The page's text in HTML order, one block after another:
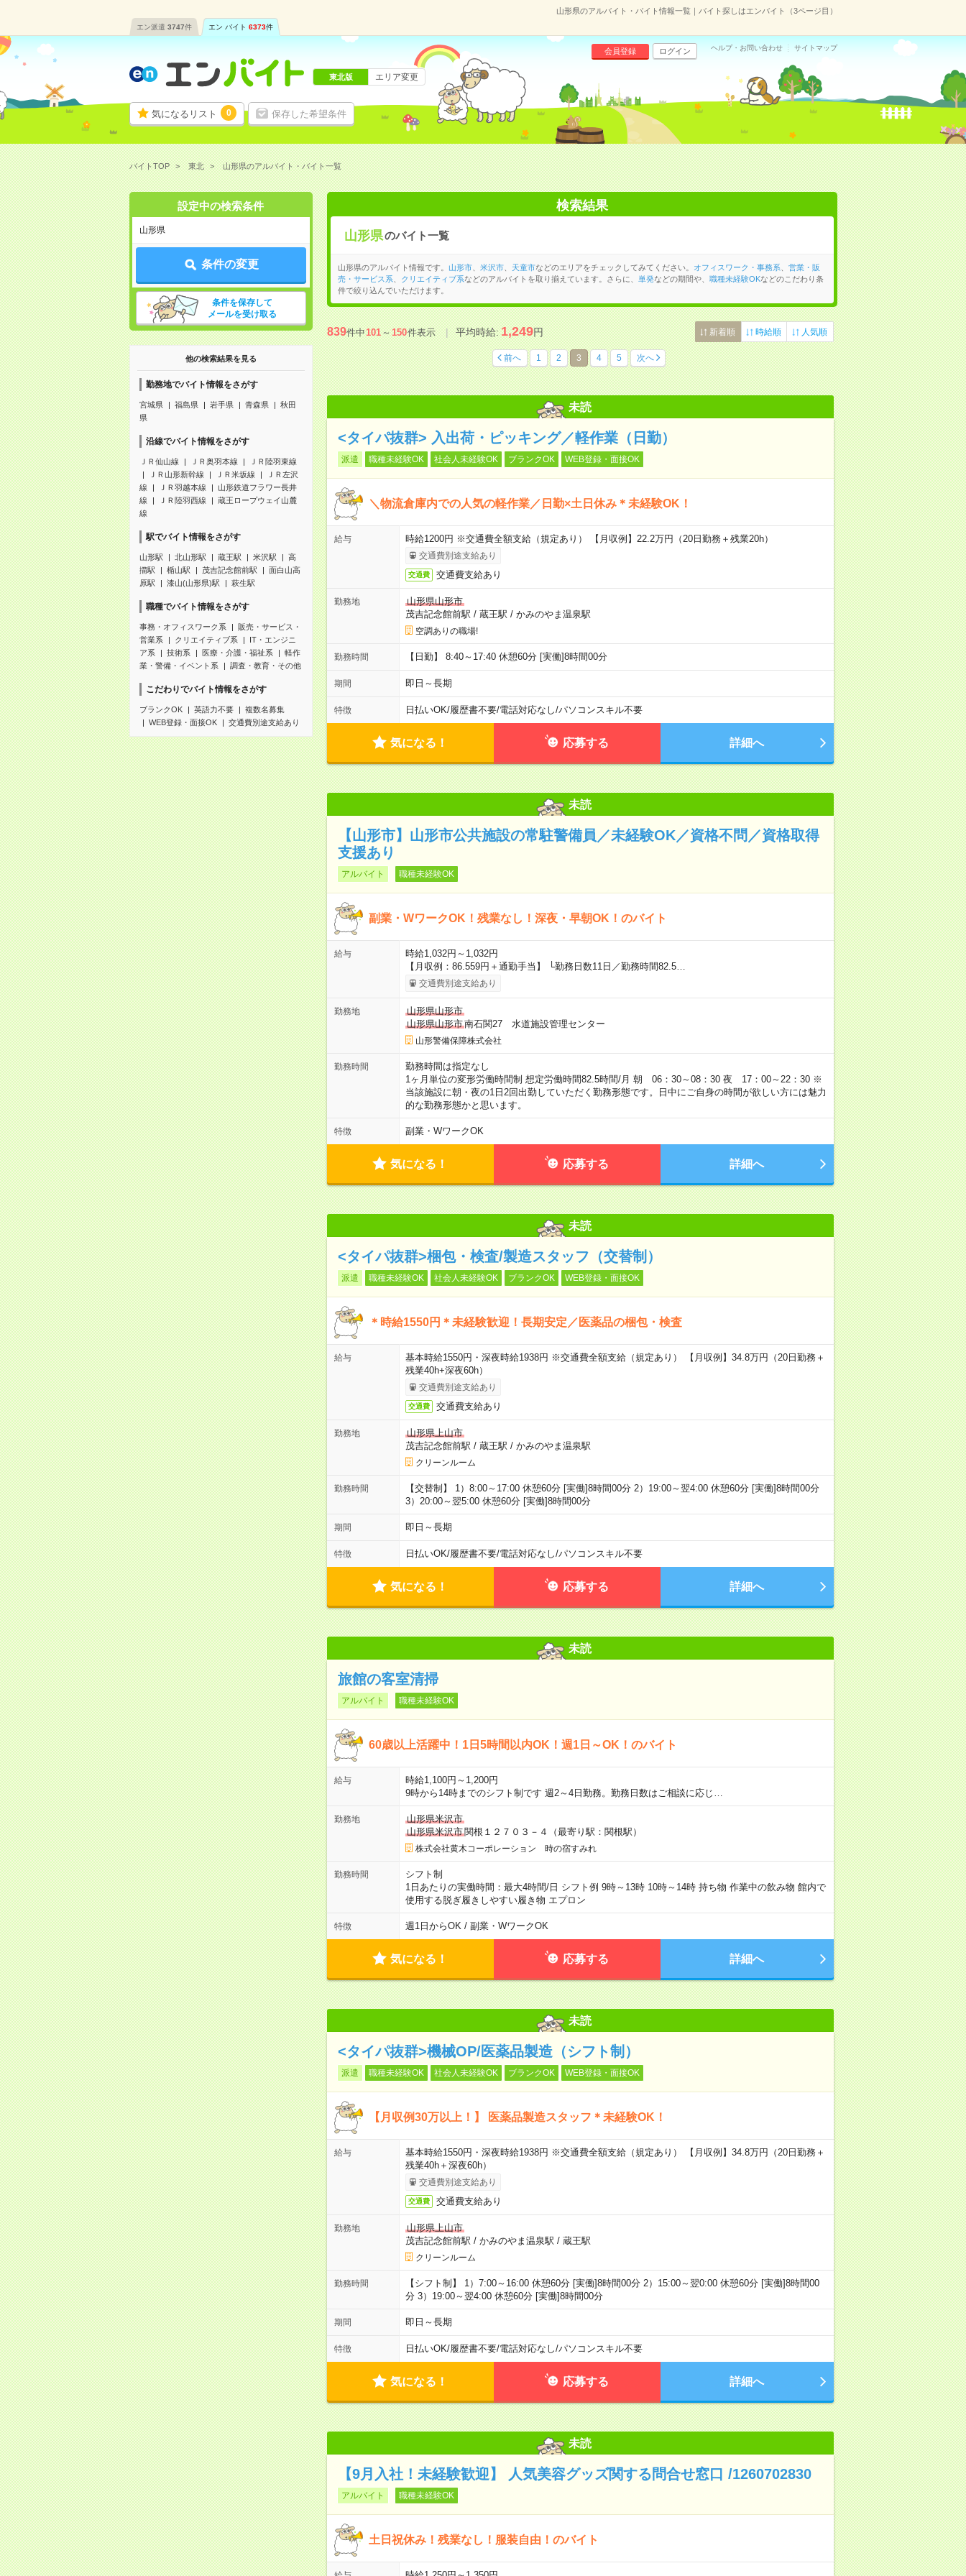
山形県のアルバイト・バイト情報一覧｜バイト探しはエンバイト（3ページ目）
エン派遣 3747件 エン バイト 6373件
気になるリスト 0 保存した希望条件
会員登録 ログイン ヘルプ・お問い合わせ サイトマップ
東北版 エリア変更
バイトTOP 東北 山形県のアルバイト・バイト一覧
設定中の検索条件
山形県
条件の変更
条件を保存して
メールを受け取る
他の検索結果を見る
勤務地でバイト情報をさがす
宮城県 福島県 岩手県 青森県
秋田
県
沿線でバイト情報をさがす
ＪＲ仙山線 ＪＲ奥羽本線
ＪＲ陸羽東線
ＪＲ山形新幹線
ＪＲ米坂線
ＪＲ左沢
線
ＪＲ羽越本線
山形鉄道フラワー長井
線
ＪＲ陸羽西線
蔵王ロープウェイ山麓
線
駅でバイト情報をさがす
山形駅 北山形駅 蔵王駅 米沢駅
高
擶駅
楯山駅 茂吉記念館前駅
面白山高
原駅
漆山(山形県)駅 萩生駅
職種でバイト情報をさがす
事務・オフィスワーク系
販売・サービス・
営業系
クリエイティブ系
IT・エンジニ
ア系
技術系 医療・介護・福祉系
軽作
業・警備・イベント系
調査・教育・その他
こだわりでバイト情報をさがす
ブランクOK 英語力不要
複数名募集
WEB登録・面接OK
交通費別途支給あり
検索結果
山形県のバイト一覧
山形県のアルバイト情報です。 山形市、 米沢市、 天童市などのエリアをチェックしてみてください。 オフィスワーク・事務系
営業・販
売・サービス系
クリエイティブ系などのアルバイトを取り揃えています。さらに、 単発などの期間や、 職種未経験OKなどのこだわり条
件で絞り込んでいただけます。
839件中101～150件表示 平均時給:1,249円 新着順 時給順 人気順
前へ 1 2 3 4 5 次へ
未読
<タイパ抜群> 入出荷・ピッキング／軽作業（日勤）
派遣 職種未経験OK 社会人未経験OK ブランクOK WEB登録・面接OK
＼物流倉庫内での人気の軽作業／日勤×土日休み＊未経験OK！
給与 時給1200円 ※交通費全額支給（規定あり） 【月収例】22.2万円（20日勤務＋残業20h）
交通費別途支給あり
交通費 交通費支給あり
勤務地
山形県山形市
茂吉記念館前駅 / 蔵王駅 / かみのやま温泉駅
空調ありの職場!
勤務時間 【日勤】 8:40～17:40 休憩60分 [実働]8時間00分
期間 即日～長期
特徴 日払いOK/履歴書不要/電話対応なし/パソコンスキル不要
気になる！ 応募する 詳細へ
未読
【山形市】山形市公共施設の常駐警備員／未経験OK／資格不問／資格取得
支援あり
アルバイト 職種未経験OK
副業・WワークOK！残業なし！深夜・早朝OK！のバイト
給与
時給1,032円～1,032円
【月収例：86.559円＋通勤手当】 └勤務日数11日／勤務時間82.5…
交通費別途支給あり
勤務地
山形県山形市
山形県山形市南石関27 水道施設管理センター
山形警備保障株式会社
勤務時間
勤務時間は指定なし
1ヶ月単位の変形労働時間制 想定労働時間82.5時間/月 朝 06：30～08：30 夜 17：00～22：30 ※
当該施設に朝・夜の1日2回出勤していただく勤務形態です。日中にご自身の時間が欲しい方には魅力
的な勤務形態かと思います。
特徴 副業・WワークOK
気になる！ 応募する 詳細へ
未読
<タイパ抜群>梱包・検査/製造スタッフ（交替制）
派遣 職種未経験OK 社会人未経験OK ブランクOK WEB登録・面接OK
＊時給1550円＊未経験歓迎！長期安定／医薬品の梱包・検査
給与
基本時給1550円・深夜時給1938円 ※交通費全額支給（規定あり） 【月収例】34.8万円（20日勤務＋
残業40h+深夜60h）
交通費別途支給あり
交通費 交通費支給あり
勤務地
山形県上山市
茂吉記念館前駅 / 蔵王駅 / かみのやま温泉駅
クリーンルーム
勤務時間
【交替制】 1）8:00～17:00 休憩60分 [実働]8時間00分 2）19:00～翌4:00 休憩60分 [実働]8時間00分
3）20:00～翌5:00 休憩60分 [実働]8時間00分
期間 即日～長期
特徴 日払いOK/履歴書不要/電話対応なし/パソコンスキル不要
気になる！ 応募する 詳細へ
未読
旅館の客室清掃
アルバイト 職種未経験OK
60歳以上活躍中！1日5時間以内OK！週1日～OK！のバイト
給与
時給1,100円～1,200円
9時から14時までのシフト制です 週2～4日勤務。勤務日数はご相談に応じ…
勤務地
山形県米沢市
山形県米沢市関根１２７０３－４（最寄り駅：関根駅）
株式会社黄木コーポレーション 時の宿すみれ
勤務時間
シフト制
1日あたりの実働時間：最大4時間/日 シフト例 9時～13時 10時～14時 持ち物 作業中の飲み物 館内で
使用する脱ぎ履きしやすい履き物 エプロン
特徴 週1日からOK / 副業・WワークOK
気になる！ 応募する 詳細へ
未読
<タイパ抜群>機械OP/医薬品製造（シフト制）
派遣 職種未経験OK 社会人未経験OK ブランクOK WEB登録・面接OK
【月収例30万以上！】 医薬品製造スタッフ＊未経験OK！
給与
基本時給1550円・深夜時給1938円 ※交通費全額支給（規定あり） 【月収例】34.8万円（20日勤務＋
残業40h＋深夜60h）
交通費別途支給あり
交通費 交通費支給あり
勤務地
山形県上山市
茂吉記念館前駅 / かみのやま温泉駅 / 蔵王駅
クリーンルーム
勤務時間
【シフト制】 1）7:00～16:00 休憩60分 [実働]8時間00分 2）15:00～翌0:00 休憩60分 [実働]8時間00
分 3）19:00～翌4:00 休憩60分 [実働]8時間00分
期間 即日～長期
特徴 日払いOK/履歴書不要/電話対応なし/パソコンスキル不要
気になる！ 応募する 詳細へ
未読
【9月入社！未経験歓迎】 人気美容グッズ関する問合せ窓口 /1260702830
アルバイト 職種未経験OK
土日祝休み！残業なし！服装自由！のバイト